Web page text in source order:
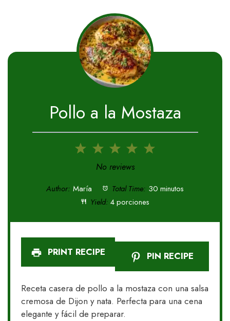
Pollo a la Mostaza
5
4
3
Stars
2
Stars
1
Star
No reviews
Author: María Total Time: 30 minutos
Yield: 4 porciones
PRINT RECIPE PIN RECIPE
Receta casera de pollo a la mostaza con una salsa
cremosa de Dijon y nata. Perfecta para una cena
elegante y fácil de preparar.